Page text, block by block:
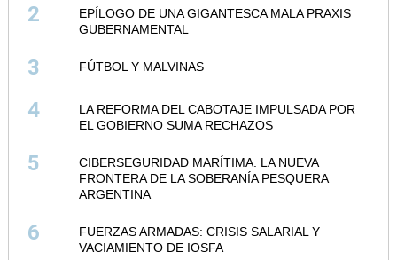
2
EPÍLOGO DE UNA GIGANTESCA MALA PRAXIS
GUBERNAMENTAL
3 FÚTBOL Y MALVINAS
4
LA REFORMA DEL CABOTAJE IMPULSADA POR
EL GOBIERNO SUMA RECHAZOS
5
CIBERSEGURIDAD MARÍTIMA. LA NUEVA
FRONTERA DE LA SOBERANÍA PESQUERA
ARGENTINA
6
FUERZAS ARMADAS: CRISIS SALARIAL Y
VACIAMIENTO DE IOSFA